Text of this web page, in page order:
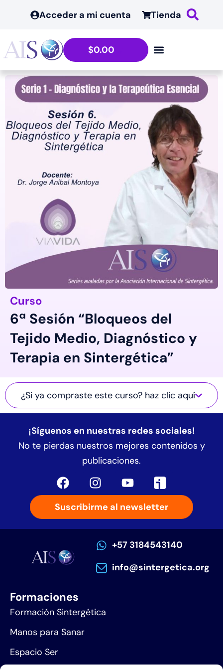
Acceder a mi cuenta Tienda
$0.00
Curso
6ª Sesión “Bloqueos del
Tejido Medio, Diagnóstico y
Terapia en Sintergética”
¿Si ya compraste este curso? haz clic aquí
¡Síguenos en nuestras redes sociales!
No te pierdas nuestros mejores contenidos y
publicaciones.
Suscribirme al newsletter
+57 3184543140
info@sintergetica.org
Formaciones
Formación Sintergética
Manos para Sanar
Espacio Ser